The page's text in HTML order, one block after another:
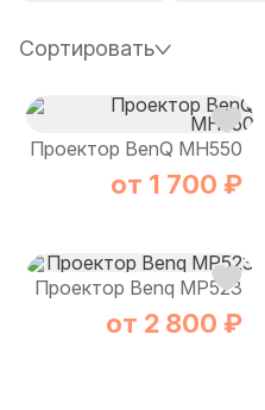
Сортировать
Проектор BenQ MH550
от 1 700 ₽
Проектор Benq MP523
от 2 800 ₽